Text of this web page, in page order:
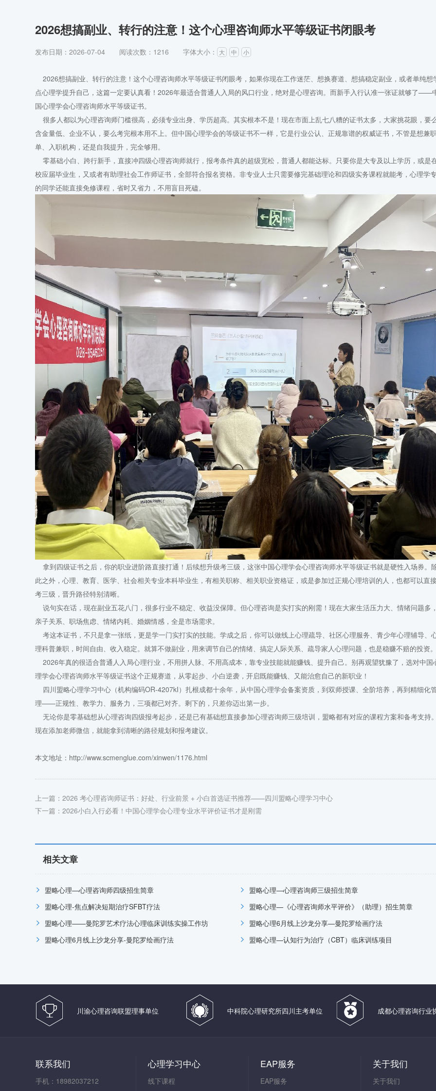
2026想搞副业、转行的注意！这个心理咨询师水平等级证书闭眼考
发布日期：2026-07-04 阅读次数：1216 字体大小： 大 中 小
2026想搞副业、转行的注意！这个心理咨询师水平等级证书闭眼考，如果你现在工作迷茫、想换赛道、想搞稳定副业，或者单纯想
点心理学提升自己，这篇一定要认真看！2026年最适合普通人入局的风口行业，绝对是心理咨询。而新手入行认准一张证就够了——
国心理学会心理咨询师水平等级证书。
很多人都以为心理咨询师门槛很高，必须专业出身、学历超高。其实根本不是！现在市面上乱七八糟的证书太多，大家挑花眼，要
含金量低、企业不认，要么考完根本用不上。但中国心理学会的等级证书不一样，它是行业公认、正规靠谱的权威证书，不管是想兼
单、入职机构，还是自我提升，完全够用。
零基础小白、跨行新手，直接冲四级心理咨询师就行，报考条件真的超级宽松，普通人都能达标。只要你是大专及以上学历，或是
校应届毕业生，又或者有助理社会工作师证书，全部符合报名资格。非专业人士只需要修完基础理论和四级实务课程就能考，心理学
的同学还能直接免修课程，省时又省力，不用盲目死磕。
拿到四级证书之后，你的职业进阶路直接打通！后续想升级考三级，这张中国心理学会心理咨询师水平等级证书就是硬性入场券。
此之外，心理、教育、医学、社会相关专业本科毕业生，有相关职称、相关职业资格证，或是参加过正规心理培训的人，也都可以直
考三级，晋升路径特别清晰。
说句实在话，现在副业五花八门，很多行业不稳定、收益没保障。但心理咨询是实打实的刚需！现在大家生活压力大、情绪问题多，
亲子关系、职场焦虑、情绪内耗、婚姻情感，全是市场需求。
考这本证书，不只是拿一张纸，更是学一门实打实的技能。学成之后，你可以做线上心理疏导、社区心理服务、青少年心理辅导、
理科普兼职，时间自由、收入稳定。就算不做副业，用来调节自己的情绪、搞定人际关系、疏导家人心理问题，也是稳赚不赔的投资。
2026年真的很适合普通人入局心理行业，不用拼人脉、不用高成本，靠专业技能就能赚钱、提升自己。别再观望犹豫了，选对中国
理学会心理咨询师水平等级证书这个正规赛道，从零起步、小白逆袭，开启既能赚钱、又能治愈自己的新职业！
四川盟略心理学习中心（机构编码OR-4207kI）扎根成都十余年，从中国心理学会备案资质，到双师授课、全阶培养，再到精细化
理——正规性、教学力、服务力，三项都已对齐。剩下的，只差你迈出第一步。
无论你是零基础想从心理咨询四级报考起步，还是已有基础想直接参加心理咨询师三级培训，盟略都有对应的课程方案和备考支持。
现在添加老师微信，就能拿到清晰的路径规划和报考建议。
本文地址：http://www.scmenglue.com/xinwen/1176.html
上一篇： 2026 考心理咨询师证书：好处、行业前景 + 小白首选证书推荐——四川盟略心理学习中心
下一篇： 2026小白入行必看！中国心理学会心理专业水平评价证书才是刚需
相关文章
盟略心理—心理咨询师四级招生简章
盟略心理—心理咨询师三级招生简章
盟略心理-焦点解决短期治疗SFBT疗法
盟略心理—《心理咨询师水平评价》（助理）招生简章
盟略心理——曼陀罗艺术疗法心理临床训练实操工作坊
盟略心理6月线上沙龙分享—曼陀罗绘画疗法
盟略心理6月线上沙龙分享-曼陀罗绘画疗法
盟略心理—认知行为治疗（CBT）临床训练项目
川渝心理咨询联盟理事单位 中科院心理研究所四川主考单位 成都心理咨询行业
联系我们
手机：18982037212
心理学习中心
线下课程
EAP服务
EAP服务
关于我们
关于我们